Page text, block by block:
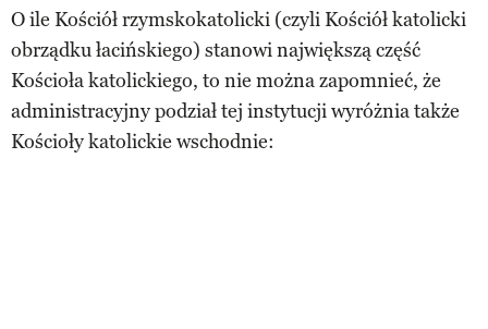
O ile Kościół rzymskokatolicki (czyli Kościół katolicki
obrządku łacińskiego) stanowi największą część
Kościoła katolickiego, to nie można zapomnieć, że
administracyjny podział tej instytucji wyróżnia także
Kościoły katolickie wschodnie: